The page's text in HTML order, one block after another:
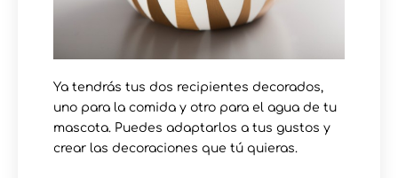
Ya tendrás tus dos recipientes decorados,
uno para la comida y otro para el agua de tu
mascota. Puedes adaptarlos a tus gustos y
crear las decoraciones que tú quieras.